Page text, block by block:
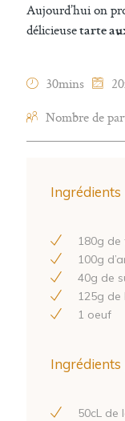
Aujourd’hui on
délicieusetarte
30mins
Nombre de
180g de
100g
40g de
125g de
1 oeuf
Ingrédients
50cL de